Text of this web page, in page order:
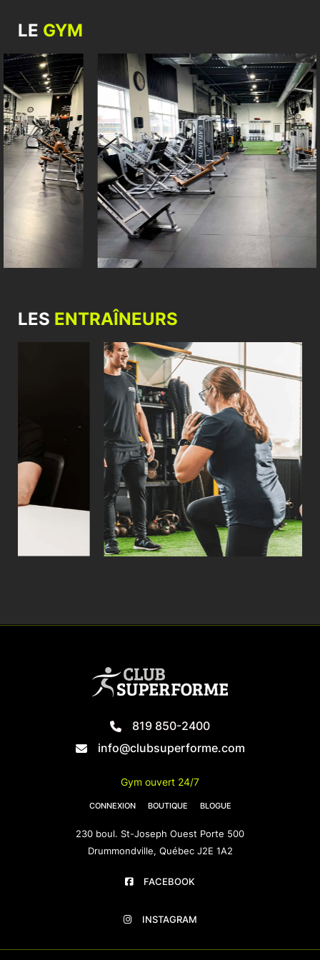
LE GYM
LES ENTRAÎNEURS
819 850-2400
info@clubsuperforme.com
Gym ouvert 24/7
CONNEXION BOUTIQUE BLOGUE
230 boul. St-Joseph Ouest Porte 500
Drummondville, Québec J2E 1A2
FACEBOOK
INSTAGRAM